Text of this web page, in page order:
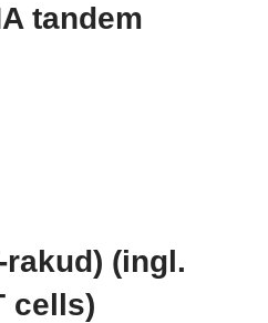
tandem
(ingl.
cells)